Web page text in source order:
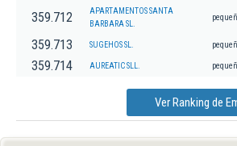
359.712
APARTAMENTOS SANTA
BARBARA SL.
359.713 SUGEHOS SL.
359.714 AUREATIC SLL.
Ver Ranking de